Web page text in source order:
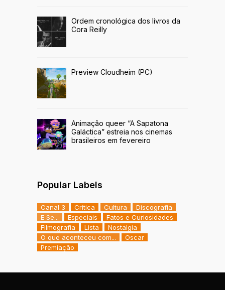
Ordem cronológica dos livros da
Cora Reilly
Preview Cloudheim (PC)
Animação queer “A Sapatona
Galáctica” estreia nos cinemas
brasileiros em fevereiro
Popular Labels
Canal 3 Crítica Cultura
Discografia
E Se...
Especiais
Fatos e Curiosidades
Filmografia
Lista
Nostalgia
O que aconteceu com...
Oscar
Premiação